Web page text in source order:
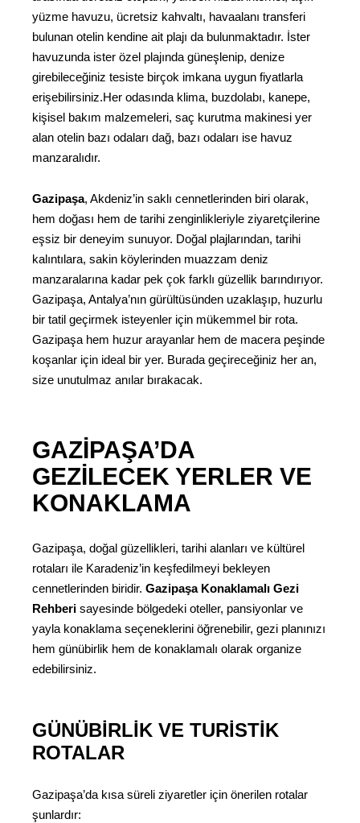
yüzme havuzu, ücretsiz kahvaltı, havaalanı transferi
bulunan otelin kendine ait plajı da bulunmaktadır. İster
havuzunda ister özel plajında güneşlenip, denize
girebileceğiniz tesiste birçok imkana uygun fiyatlarla
erişebilirsiniz.Her odasında klima, buzdolabı, kanepe,
kişisel bakım malzemeleri, saç kurutma makinesi yer
alan otelin bazı odaları dağ, bazı odaları ise havuz
manzaralıdır.
Gazipaşa, Akdeniz’in saklı cennetlerinden biri olarak,
hem doğası hem de tarihi zenginlikleriyle ziyaretçilerine
eşsiz bir deneyim sunuyor. Doğal plajlarından, tarihi
kalıntılara, sakin köylerinden muazzam deniz
manzaralarına kadar pek çok farklı güzellik barındırıyor.
Gazipaşa, Antalya’nın gürültüsünden uzaklaşıp, huzurlu
bir tatil geçirmek isteyenler için mükemmel bir rota.
Gazipaşa hem huzur arayanlar hem de macera peşinde
koşanlar için ideal bir yer. Burada geçireceğiniz her an,
size unutulmaz anılar bırakacak.
GAZIPAŞA’DA
GEZILECEK YERLER VE
KONAKLAMA
Gazipaşa, doğal güzellikleri, tarihi alanları ve kültürel
rotaları ile Karadeniz’in keşfedilmeyi bekleyen
cennetlerinden biridir. Gazipaşa Konaklamalı Gezi
Rehberi sayesinde bölgedeki oteller, pansiyonlar ve
yayla konaklama seçeneklerini öğrenebilir, gezi planınızı
hem günübirlik hem de konaklamalı olarak organize
edebilirsiniz.
GÜNÜBIRLIK VE TURISTIK
ROTALAR
Gazipaşa’da kısa süreli ziyaretler için önerilen rotalar
şunlardır: